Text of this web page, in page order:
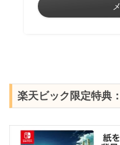
楽天ビック限定特典